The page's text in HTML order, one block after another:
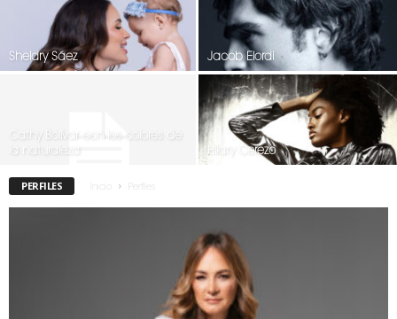
Sheldry Sáez Jacob Elordi
Cathy Bolívar con los colores de
la naturaleza
Hilary Cerezo
PERFILES Perfiles